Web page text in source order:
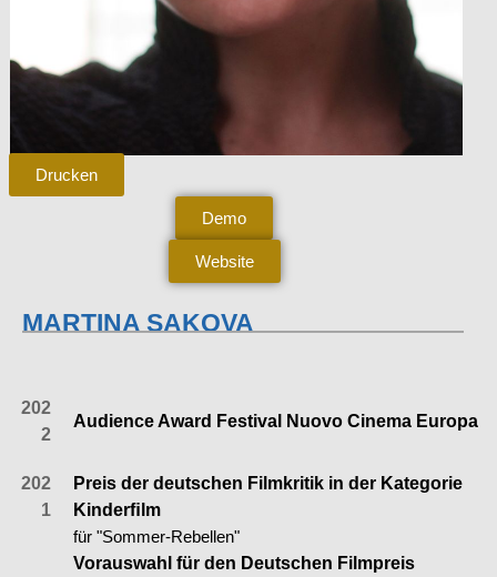
Drucken
Demo
Website
MARTINA SAKOVA
202
2
Audience Award Festival Nuovo Cinema Europa
202
1
Preis der deutschen Filmkritik in der Kategorie
Kinderﬁlm
für "Sommer-Rebellen"
Vorauswahl für den Deutschen Filmpreis